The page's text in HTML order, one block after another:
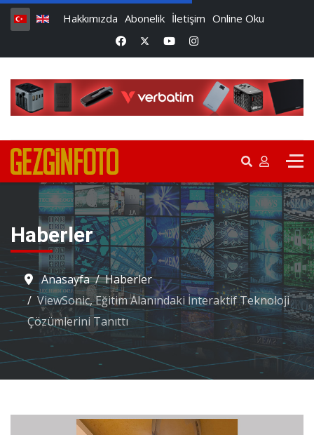
Hakkımızda Abonelik İletişim Online Oku
Haberler
Anasayfa
Haberler
ViewSonic, Eğitim Alanındaki İnteraktif Teknoloji
Çözümlerini Tanıttı